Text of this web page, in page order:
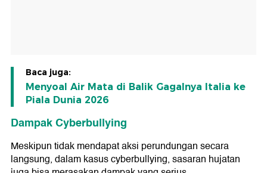
Baca juga:
Menyoal Air Mata di Balik Gagalnya Italia ke
Piala Dunia 2026
Dampak Cyberbullying
Meskipun tidak mendapat aksi perundungan secara
langsung, dalam kasus cyberbullying, sasaran hujatan